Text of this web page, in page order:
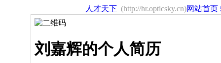
人才天下 (http://hr.opticsky.cn)网站首页
刘嘉辉的个人简历